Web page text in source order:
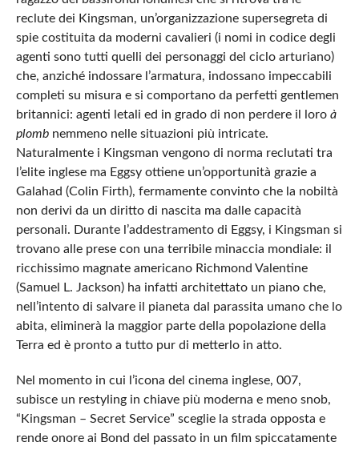
reclute dei Kingsman, un’organizzazione supersegreta di
spie costituita da moderni cavalieri (i nomi in codice degli
agenti sono tutti quelli dei personaggi del ciclo arturiano)
che, anziché indossare l’armatura, indossano impeccabili
completi su misura e si comportano da perfetti gentlemen
britannici: agenti letali ed in grado di non perdere il loro à
plombnemmeno nelle situazioni più intricate.
Naturalmente i Kingsman vengono di norma reclutati tra
l’elite inglese ma Eggsy ottiene un’opportunità grazie a
Galahad (Colin Firth), fermamente convinto che la nobiltà
non derivi da un diritto di nascita ma dalle capacità
personali. Durante l’addestramento di Eggsy, i Kingsman si
trovano alle prese con una terribile minaccia mondiale: il
ricchissimo magnate americano Richmond Valentine
(Samuel L. Jackson) ha infatti architettato un piano che,
nell’intento di salvare il pianeta dal parassita umano che lo
abita, eliminerà la maggior parte della popolazione della
Terra ed è pronto a tutto pur di metterlo in atto.
Nel momento in cui l’icona del cinema inglese, 007,
subisce un restyling in chiave più moderna e meno snob,
“Kingsman – Secret Service” sceglie la strada opposta e
rende onore ai Bond del passato in un film spiccatamente